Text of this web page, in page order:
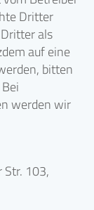
Dritter
als
auf eine
bitten
werden wir
Str. 103,